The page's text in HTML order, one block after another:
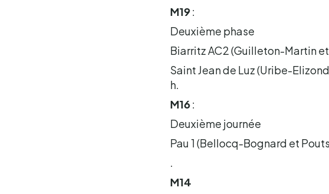
M19:
Deuxième phase
Biarritz AC2 (Guilleton-Martin
Saint Jean de Luz (Uribe-
h.
M16:
Deuxième journée
Pau 1 (Bellocq-Bognard et
.
M14